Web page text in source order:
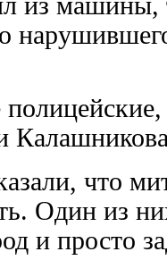
что
Один из
и просто